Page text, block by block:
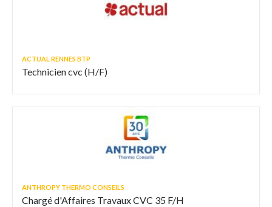
ACTUAL RENNES BTP
Technicien cvc (H/F)
ANTHROPY THERMO CONSEILS
Chargé d'Affaires Travaux CVC 35 F/H